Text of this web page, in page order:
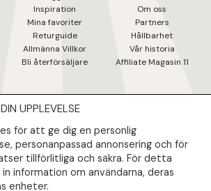
Inspiration
Mina favoriter
Returguide
Allmänna Villkor
Bli återförsäljare
Om oss
Partners
Hållbarhet
Vår historia
Affiliate Magasin 11
NYHETSBREV
del av våra bästa erbjudanden & nyheter!
endast användas till våra nyhetsbrev.
UPPLEVELSE
för att ge dig en personlig
personanpassad annonsering och för
tillförlitliga och säkra. För detta
information om användarna, deras
enheter.